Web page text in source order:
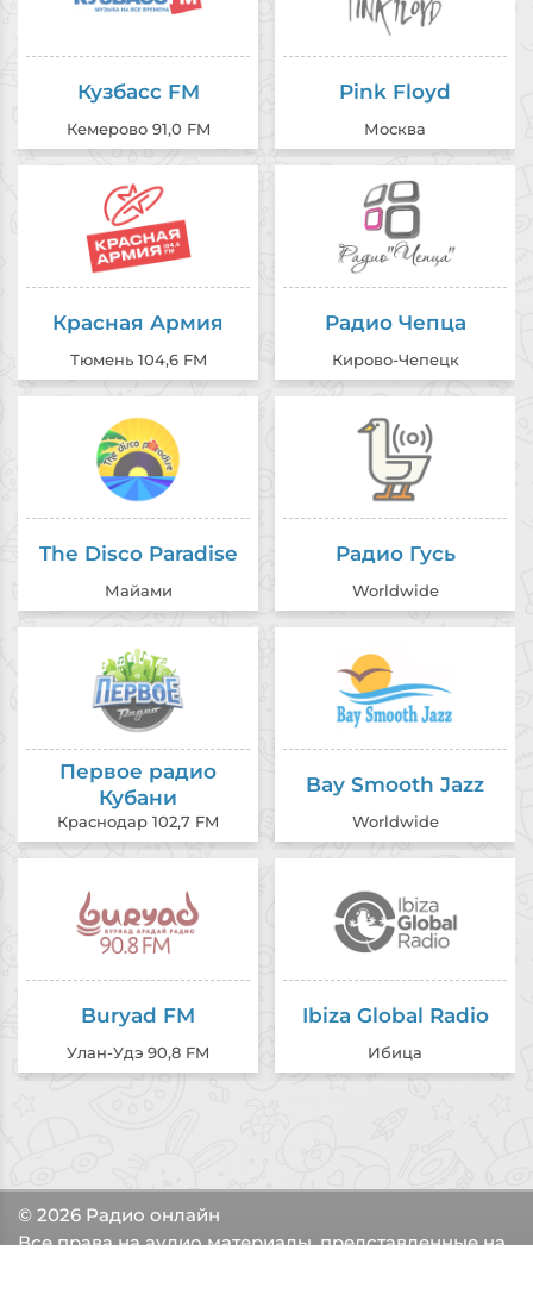
Кузбасс FM
Кемерово 91,0 FM
Pink Floyd
Москва
Красная Армия
Тюмень 104,6 FM
Радио Чепца
Кирово-Чепецк
The Disco Paradise
Майами
Радио Гусь
Worldwide
Первое радио
Кубани
Краснодар 102,7 FM
Bay Smooth Jazz
Worldwide
Buryad FM
Улан-Удэ 90,8 FM
Ibiza Global Radio
Ибица
© 2026 Радио онлайн
Все права на аудио материалы, представленные на